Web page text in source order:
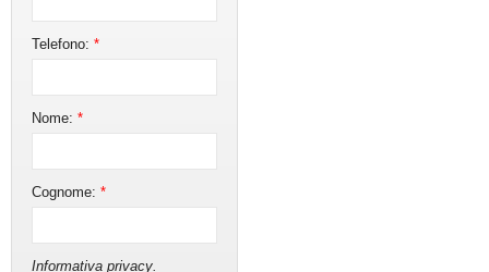
Telefono:*
Nome:*
Cognome:*
Informativa privacy.